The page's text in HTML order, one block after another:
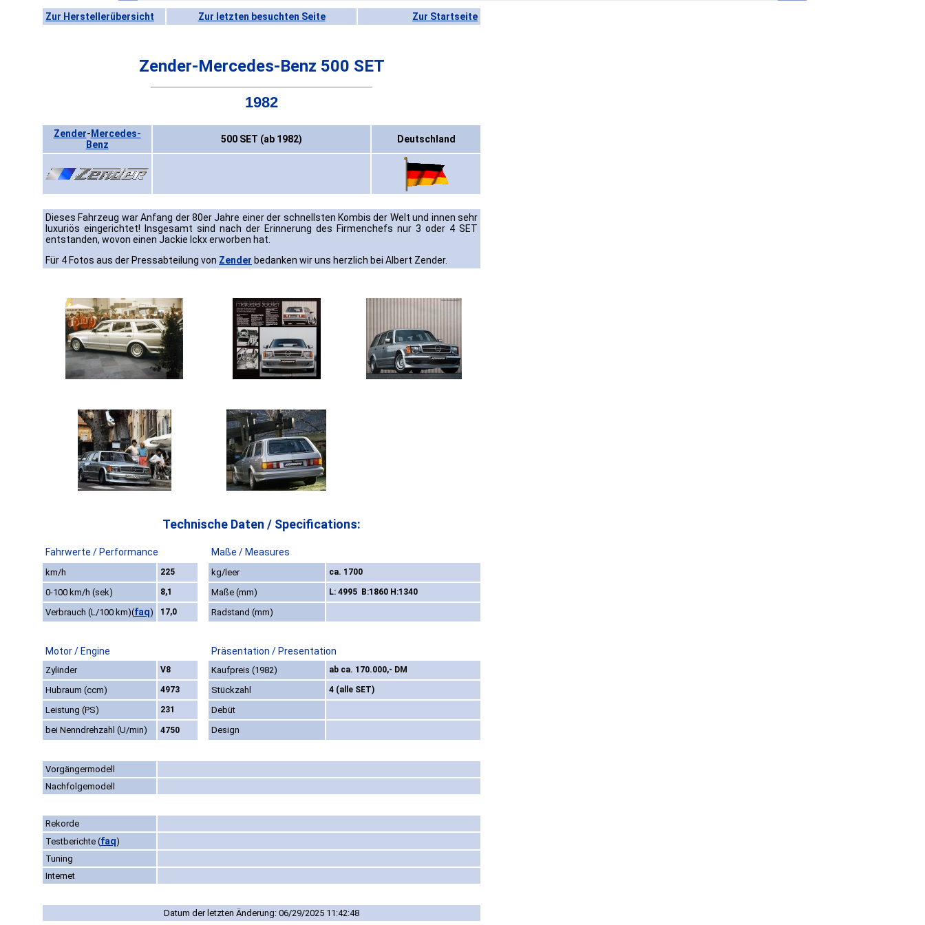
Zur Herstellerübersicht Zur letzten besuchten Seite Zur Startseite
Zender-Mercedes-Benz 500 SET
1982
Zender- Mercedes-
Benz
500 SET (ab 1982) Deutschland
Dieses Fahrzeug war Anfang der 80er Jahre einer der schnellsten Kombis der Welt und innen sehr
luxuriös eingerichtet! Insgesamt sind nach der Erinnerung des Firmenchefs nur 3 oder 4 SET
entstanden, wovon einen Jackie Ickx erworben hat.
Für 4 Fotos aus der Pressabteilung von Zender bedanken wir uns herzlich bei Albert Zender.
Technische Daten / Specifications:
Fahrwerte / Performance Maße / Measures
km/h 225 kg/leer ca. 1700
0-100 km/h (sek) 8,1 Maße (mm) L: 4995 B:1860 H:1340
Verbrauch (L/100 km)(faq) 17,0 Radstand (mm)
Motor / Engine Präsentation / Presentation
Zylinder V8 Kaufpreis (1982) ab ca. 170.000,- DM
Hubraum (ccm) 4973 Stückzahl 4 (alle SET)
Leistung (PS) 231
Debüt
bei Nenndrehzahl (U/min)
4750 Design
Vorgängermodell
Nachfolgemodell
Rekorde
Testberichte (faq)
Tuning
Internet
Datum der letzten Änderung: 06/29/2025 11:42:48